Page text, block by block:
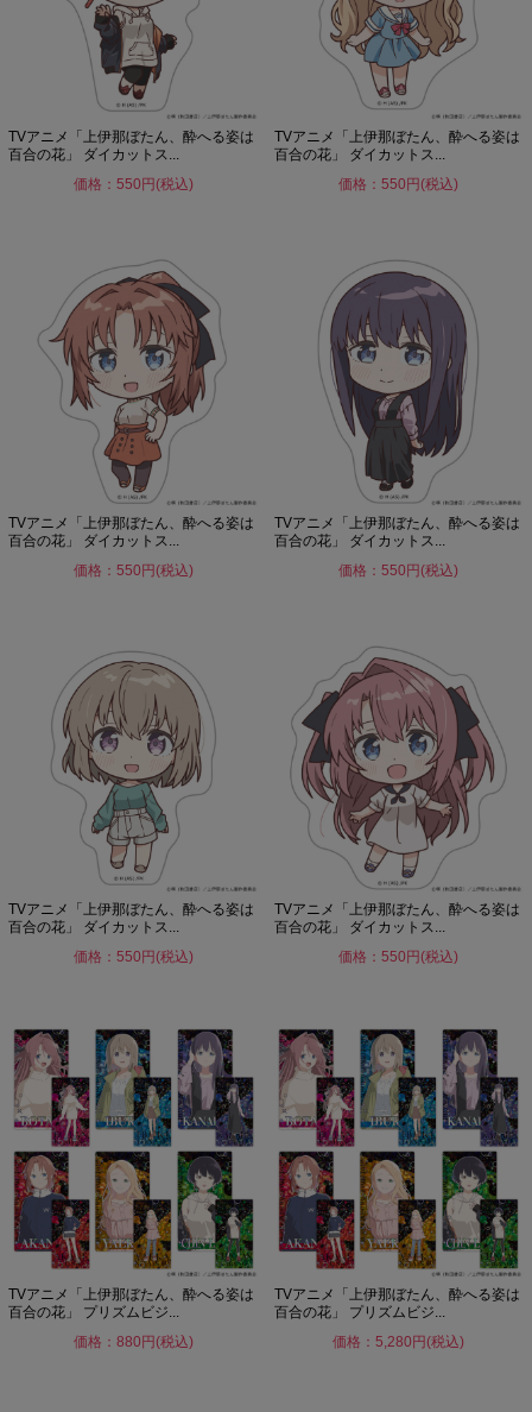
TVアニメ「上伊那ぼたん、酔へる姿は
百合の花」 ダイカットス...
価格：550円(税込)
TVアニメ「上伊那ぼたん、酔へる姿は
百合の花」 ダイカットス...
価格：550円(税込)
TVアニメ「上伊那ぼたん、酔へる姿は
百合の花」 ダイカットス...
価格：550円(税込)
TVアニメ「上伊那ぼたん、酔へる姿は
百合の花」 ダイカットス...
価格：550円(税込)
TVアニメ「上伊那ぼたん、酔へる姿は
百合の花」 ダイカットス...
価格：550円(税込)
TVアニメ「上伊那ぼたん、酔へる姿は
百合の花」 ダイカットス...
価格：550円(税込)
TVアニメ「上伊那ぼたん、酔へる姿は
百合の花」 プリズムビジ...
価格：880円(税込)
TVアニメ「上伊那ぼたん、酔へる姿は
百合の花」 プリズムビジ...
価格：5,280円(税込)